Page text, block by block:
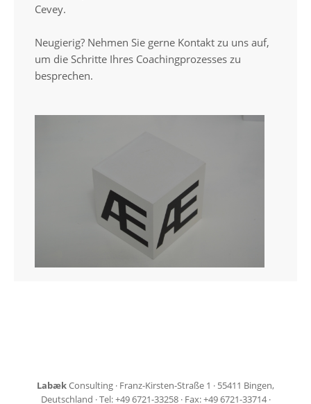
Cevey.
Neugierig? Nehmen Sie gerne Kontakt zu uns auf,
um die Schritte Ihres Coachingprozesses zu
besprechen.
LabækConsulting · Franz-Kirsten-Straße 1 · 55411 Bingen,
Deutschland · Tel: +49 6721-33258 · Fax: +49 6721-33714 ·